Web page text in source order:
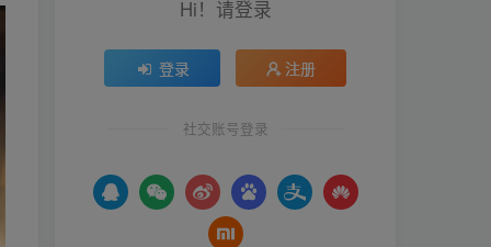
Hi！请登录
登录 注册
社交账号登录